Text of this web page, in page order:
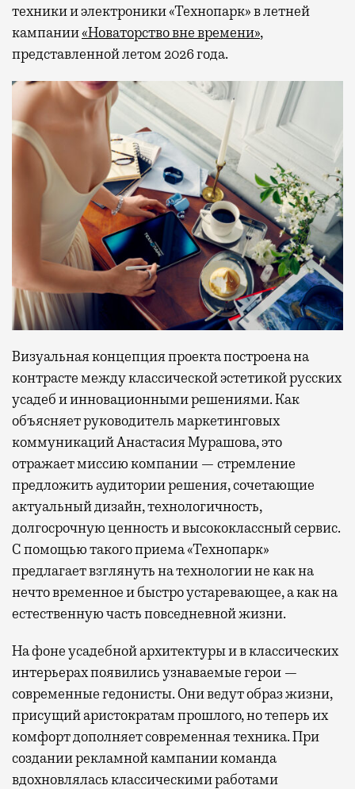
техники и электроники «Технопарк» в летней
кампании«Новаторство вне времени»,
представленной летом 2026 года.
Визуальная концепция проекта построена на
контрасте между классической эстетикой русских
усадеб и инновационными решениями. Как
объясняет руководитель маркетинговых
коммуникаций Анастасия Мурашова, это
отражает миссию компании — стремление
предложить аудитории решения, сочетающие
актуальный дизайн, технологичность,
долгосрочную ценность и высококлассный сервис.
С помощью такого приема «Технопарк»
предлагает взглянуть на технологии не как на
нечто временное и быстро устаревающее, а как на
естественную часть повседневной жизни.
На фоне усадебной архитектуры и в классических
интерьерах появились узнаваемые герои —
современные гедонисты. Они ведут образ жизни,
присущий аристократам прошлого, но теперь их
комфорт дополняет современная техника. При
создании рекламной кампании команда
вдохновлялась классическими работами